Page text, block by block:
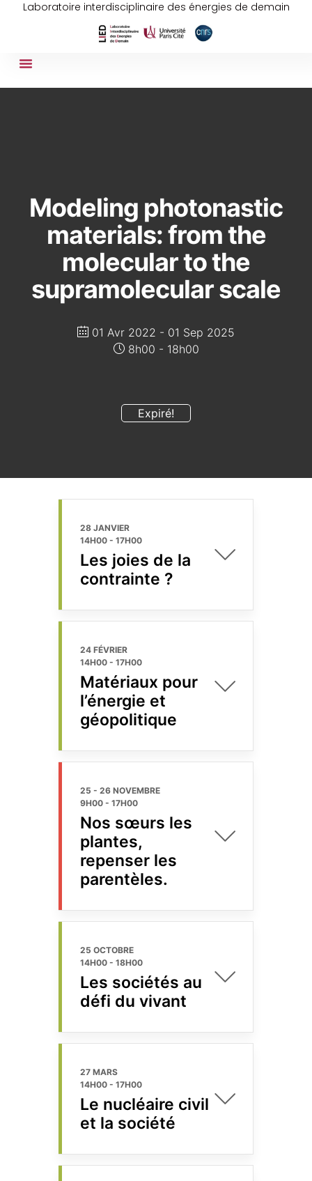
Laboratoire interdisciplinaire des énergies de demain
Modeling photonastic
materials: from the
molecular to the
supramolecular scale
01 Avr 2022 - 01 Sep 2025
Expiré!
8h00 - 18h00
28 JANVIER
14H00 - 17H00
Les joies de la
contrainte ?
24 FÉVRIER
14H00 - 17H00
Matériaux pour
l’énergie et
géopolitique
25 - 26 NOVEMBRE
9H00 - 17H00
Nos sœurs les
plantes,
repenser les
parentèles.
25 OCTOBRE
14H00 - 18H00
Les sociétés au
défi du vivant
27 MARS
14H00 - 17H00
Le nucléaire civil
et la société